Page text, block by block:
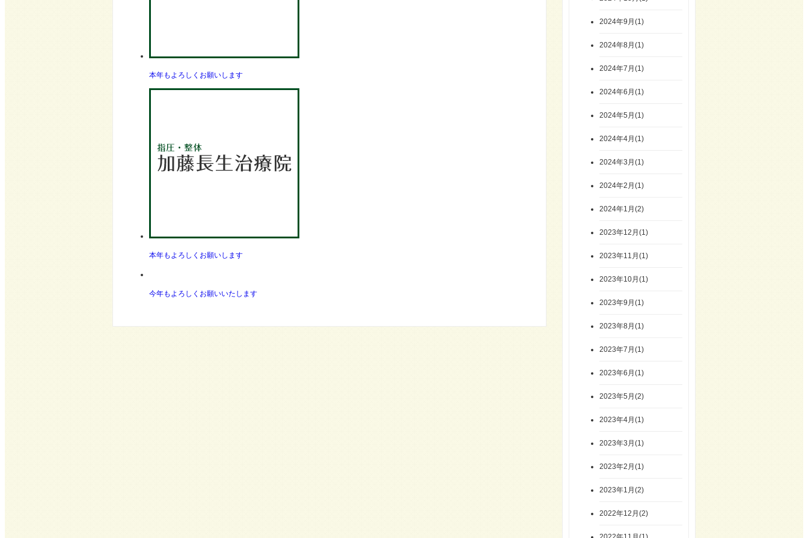
本年もよろしくお願いします
本年もよろしくお願いします
今年もよろしくお願いいたします
2024年9月(1)
2024年8月(1)
2024年7月(1)
2024年6月(1)
2024年5月(1)
2024年4月(1)
2024年3月(1)
2024年2月(1)
2024年1月(2)
2023年12月(1)
2023年11月(1)
2023年10月(1)
2023年9月(1)
2023年8月(1)
2023年7月(1)
2023年6月(1)
2023年5月(2)
2023年4月(1)
2023年3月(1)
2023年2月(1)
2023年1月(2)
2022年12月(2)